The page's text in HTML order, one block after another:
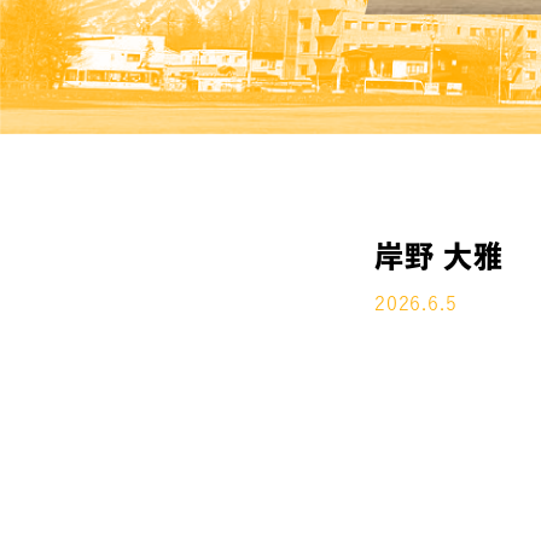
岸野 大雅
2026.6.5